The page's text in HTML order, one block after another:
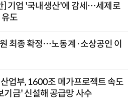
] 기업 '국내생산'에 감세…세제로
도
최종 확정…노동계·소상공인 이
업부, 1600조 메가프로젝트 속도
금' 신설해 공급망 사수